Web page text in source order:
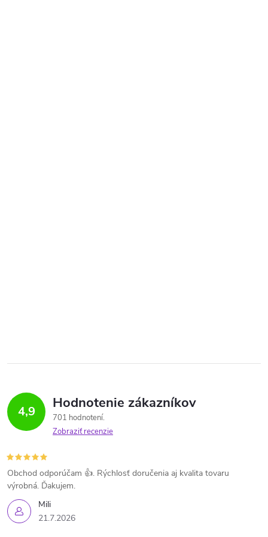
4,9 Hodnotenie zákazníkov
701 hodnotení
Zobraziť recenzie
Mili
21.7.2026
Obchod odporúčam 👍. Rýchlosť doručenia aj kvalita tovaru
výrobná. Ďakujem.